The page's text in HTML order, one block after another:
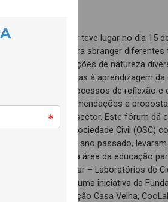
EDxperimentar teve lugar no dia 15
formato online para abranger diferentes
entre organizações de natureza
de questões ligadas à aprendizagem
foi potenciar processos de reflexão
inspiradoras, recomendações e
existentes neste sector. Este fórum dá
da Sociedade Civil (OSC)
que, durante o ano passado,
papel das OSC na área da educação
EDxperimentar – Laboratórios de
em meio escolar, uma iniciativa da
com a Associação Casa Velha,